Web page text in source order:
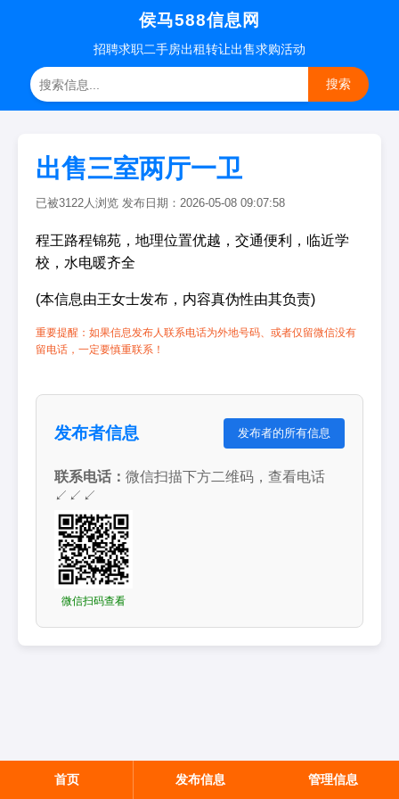
侯马588信息网
招聘求职二手房出租转让出售求购活动
搜索
出售三室两厅一卫
已被3122人浏览 发布日期：2026-05-08 09:07:58
程王路程锦苑，地理位置优越，交通便利，临近学
校，水电暖齐全
(本信息由王女士发布，内容真伪性由其负责)
重要提醒：如果信息发布人联系电话为外地号码、或者仅留微信没有
留电话，一定要慎重联系！
发布者信息 发布者的所有信息
联系电话： 微信扫描下方二维码，查看电话
↙↙↙
微信扫码查看
首页 发布信息 管理信息